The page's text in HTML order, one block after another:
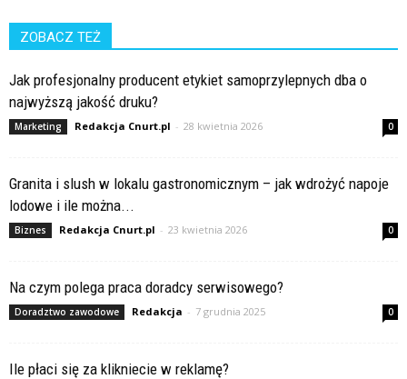
ZOBACZ TEŻ
Jak profesjonalny producent etykiet samoprzylepnych dba o
najwyższą jakość druku?
Marketing Redakcja Cnurt.pl - 28 kwietnia 2026 0
Granita i slush w lokalu gastronomicznym – jak wdrożyć napoje
lodowe i ile można...
Biznes Redakcja Cnurt.pl - 23 kwietnia 2026 0
Na czym polega praca doradcy serwisowego?
Doradztwo zawodowe Redakcja - 7 grudnia 2025 0
Ile płaci się za klikniecie w reklamę?